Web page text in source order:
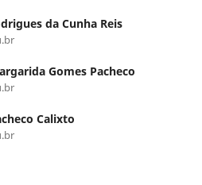
da Cunha Reis
Gomes Pacheco
Calixto